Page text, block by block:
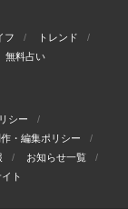
フ
トレンド
無料占い
シー
・編集ポリシー
お知らせ一覧
ト